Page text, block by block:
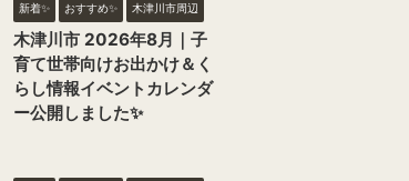
新着✨ おすすめ✨ 木津川市周辺
木津川市 2026年8月｜子
育て世帯向けお出かけ＆く
らし情報イベントカレンダ
ー公開しました✨